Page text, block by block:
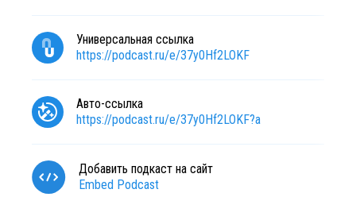
Универсальная ссылка
https://podcast.ru/e/37y0Hf2LOKF
Авто-ссылка
https://podcast.ru/e/37y0Hf2LOKF?a
Добавить подкаст на сайт
Embed Podcast